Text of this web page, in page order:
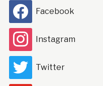
Facebook
Instagram
Twitter